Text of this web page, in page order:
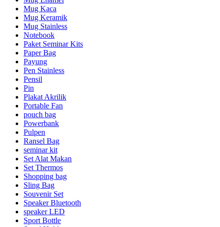
Mug Kaca
Mug Keramik
Mug Stainless
Notebook
Paket Seminar Kits
Paper Bag
Payung
Pen Stainless
Pensil
Pin
Plakat Akrilik
Portable Fan
pouch bag
Powerbank
Pulpen
Ransel Bag
seminar kit
Set Alat Makan
Set Thermos
Shopping bag
Sling Bag
Souvenir Set
Speaker Bluetooth
speaker LED
Sport Bottle